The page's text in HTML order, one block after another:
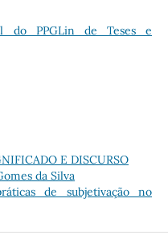
do PPGLin de Teses e
E DISCURSO
da Silva
de subjetivação no